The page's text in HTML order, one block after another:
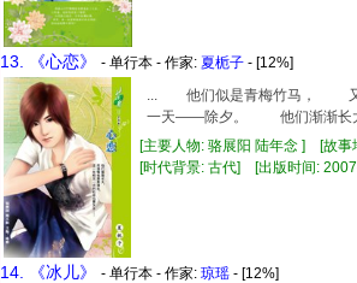
13. 《心恋》 - 单行本 - 作家: 夏栀子 - [12%]
... 他们似是青梅竹马， 又
一天——除夕。 他们渐渐长
[主要人物: 骆展阳 陆年念 ] [故
[时代背景: 古代] [出版时间:
14. 《冰儿》 - 单行本 - 作家: 琼瑶 - [12%]